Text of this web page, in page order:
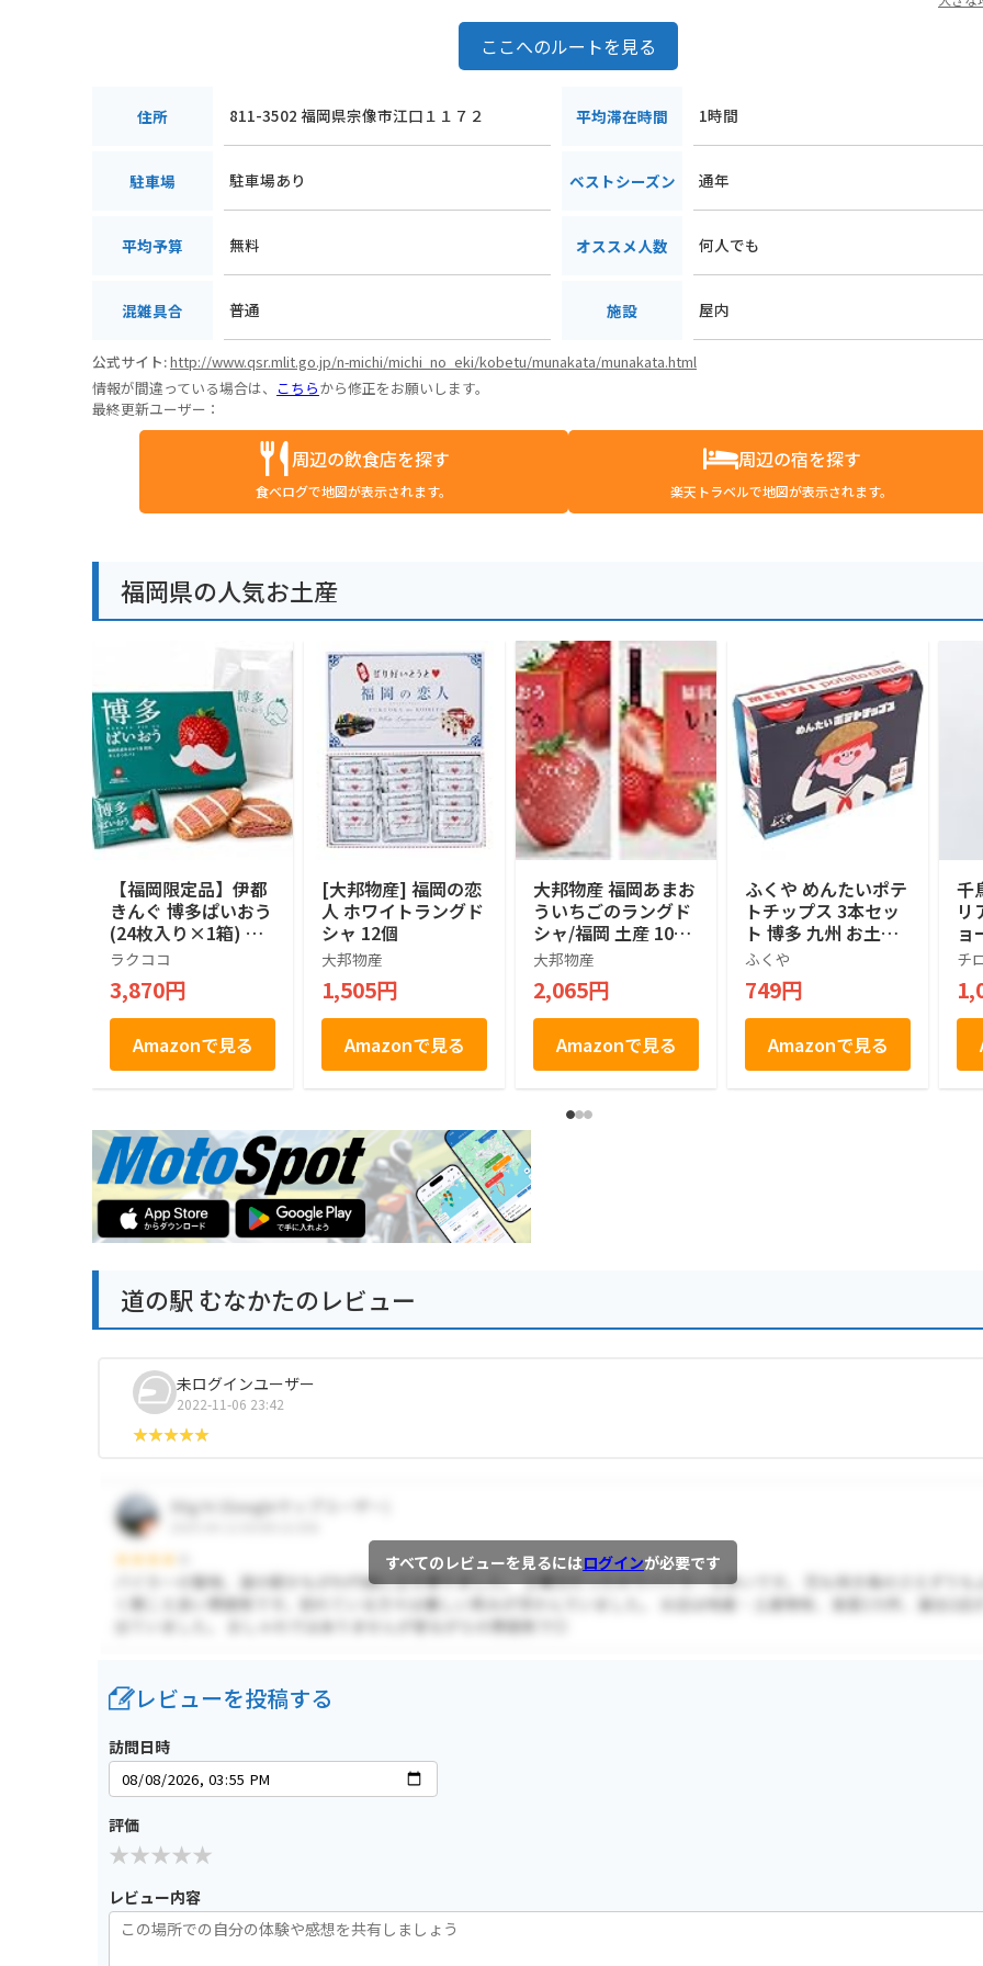
ここへのルートを見る
住所 811-3502 福岡県宗像市江口１１７２ 平均滞在時間 1時間
駐車場 駐車場あり ベストシーズン 通年
平均予算 無料 オススメ人数 何人でも
混雑具合 普通 施設 屋内
公式サイト:http://www.qsr.mlit.go.jp/n-michi/michi_no_eki/kobetu/munakata/munakata.html
情報が間違っている場合は、 こちらから修正をお願いします。
最終更新ユーザー：
周辺の飲食店を探す
食べログで地図が表示されます。
周辺の宿を探す
楽天トラベルで地図が表示されます。
福岡県の人気お土産
【福岡限定品】伊都
きんぐ 博多ぱいおう
(24枚入り×1箱) 福
岡県産あまおう苺使
用 パイ菓子 専用お
みやげ袋付き 福岡土
産 お土産 お取り寄
せ ギフト 贈答用 お
菓子 帰省土産 プレ
ゼント ご挨拶 ラク
ラクココ
3,870円
Amazonで見る
[大邦物産] 福岡の恋
人 ホワイトラングド
シャ 12個
大邦物産
1,505円
Amazonで見る
大邦物産 福岡あまお
ういちごのラングド
シャ/福岡 土産 10個
×2箱
大邦物産
2,065円
Amazonで見る
ふくや めんたいポテ
トチップス 3本セッ
ト 博多 九州 お土産
ポテトチップス おや
つ おつまみ ブルボ
ン
ふくや
749円
Amazonで見る
千
リ
ョ
菓
常
ト
お
焼
福
チ
道の駅 むなかたのレビュー
未ログインユーザー
2022-11-06 23:42
すべてのレビューを見るにはログインが必要です
レビューを投稿する
訪問日時
評価
レビュー内容